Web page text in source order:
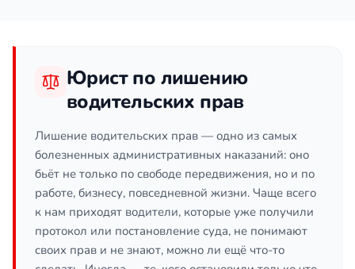
Юрист по лишению
водительских прав
Лишение водительских прав — одно из самых
болезненных административных наказаний: оно
бьёт не только по свободе передвижения, но и по
работе, бизнесу, повседневной жизни. Чаще всего
к нам приходят водители, которые уже получили
протокол или постановление суда, не понимают
своих прав и не знают, можно ли ещё что-то